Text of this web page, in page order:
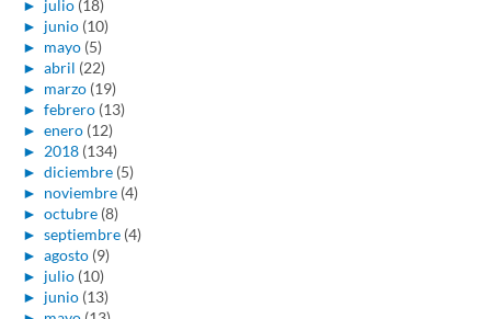
► julio (18)
► junio (10)
► mayo (5)
► abril (22)
► marzo (19)
► febrero (13)
► enero (12)
► 2018 (134)
► diciembre (5)
► noviembre (4)
► octubre (8)
► septiembre (4)
► agosto (9)
► julio (10)
► junio (13)